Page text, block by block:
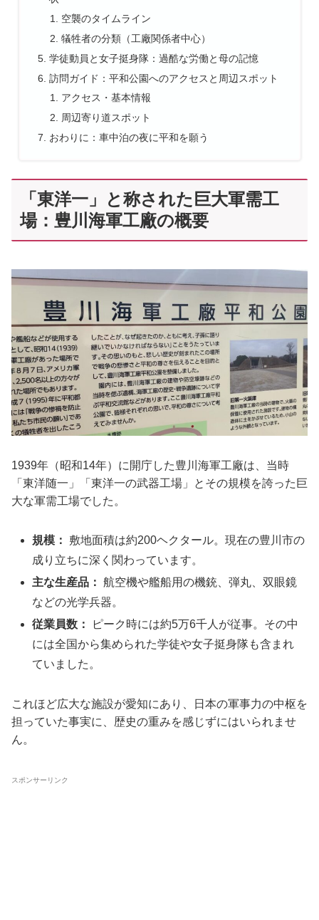
空襲のタイムライン
犠牲者の分類（工廠関係者中心）
学徒動員と女子挺身隊：過酷な労働と母の記憶
訪問ガイド：平和公園へのアクセスと周辺スポット
アクセス・基本情報
周辺寄り道スポット
おわりに：車中泊の夜に平和を願う
「東洋一」と称された巨大軍需工
場：豊川海軍工廠の概要
1939年（昭和14年）に開庁した豊川海軍工廠は、当時
「東洋随一」「東洋一の武器工場」とその規模を誇った巨
大な軍需工場でした。
規模：
敷地面積は約200ヘクタール。現在の豊川市の
成り立ちに深く関わっています。
主な生産品： 航空機や艦船用の機銃、弾丸、双眼鏡
などの光学兵器。
従業員数：
ピーク時には約5万6千人が従事。その中
には全国から集められた学徒や女子挺身隊も含まれ
ていました。
これほど広大な施設が愛知にあり、日本の軍事力の中枢を
担っていた事実に、歴史の重みを感じずにはいられませ
ん。
スポンサーリンク